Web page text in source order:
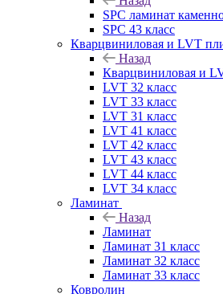
SPC ламинат
SPC 43 класс
Кварцвиниловая и LVT
Назад
Кварцвиниловая и
LVT 32 класс
LVT 33 класс
LVT 31 класс
LVT 41 класс
LVT 42 класс
LVT 43 класс
LVT 44 класс
LVT 34 класс
Ламинат
Назад
Ламинат
Ламинат 31 класс
Ламинат 32 класс
Ламинат 33 класс
Ковролин